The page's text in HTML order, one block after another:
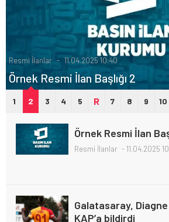
Resmi İlanlar 11.04.2025 10:40
Örnek Resmi İlan Başlığı 2
1 2 3 4 5 R 7 8 9 10
Örnek Resmi İlan
Resmi İlanlar 11.04.2025
Galatasaray,
KAP’a bildirdi